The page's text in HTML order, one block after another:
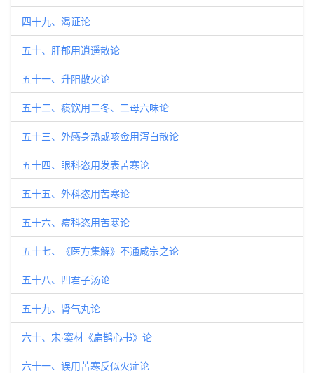
四十九、渴证论
五十、肝郁用逍遥散论
五十一、升阳散火论
五十二、痰饮用二冬、二母六味论
五十三、外感身热或咳佥用泻白散论
五十四、眼科恣用发表苦寒论
五十五、外科恣用苦寒论
五十六、痘科恣用苦寒论
五十七、《医方集解》不通咸宗之论
五十八、四君子汤论
五十九、肾气丸论
六十、宋·窦材《扁鹊心书》论
六十一、误用苦寒反似火症论